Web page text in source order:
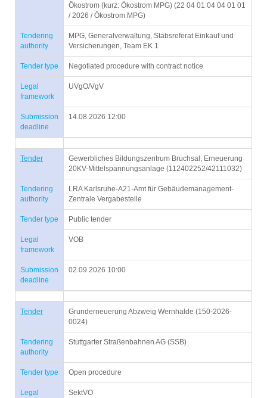
Ökostrom (kurz: Ökostrom MPG) (22 04 01 04 04 01 01
/ 2026 / Ökostrom MPG)
Tendering
authority
MPG, Generalverwaltung, Stabsreferat Einkauf und
Versicherungen, Team EK 1
Tender type Negotiated procedure with contract notice
Legal
framework
UVgO/VgV
Submission
deadline
14.08.2026 12:00
Tender
Gewerbliches Bildungszentrum Bruchsal, Erneuerung
20KV-Mittelspannungsanlage (112402252/42111032)
Tendering
authority
LRA Karlsruhe-A21-Amt für Gebäudemanagement-
Zentrale Vergabestelle
Tender type Public tender
Legal
framework
VOB
Submission
deadline
02.09.2026 10:00
Tender
Grunderneuerung Abzweig Wernhalde (150-2026-
0024)
Tendering
authority
Stuttgarter Straßenbahnen AG (SSB)
Tender type Open procedure
Legal
SektVO